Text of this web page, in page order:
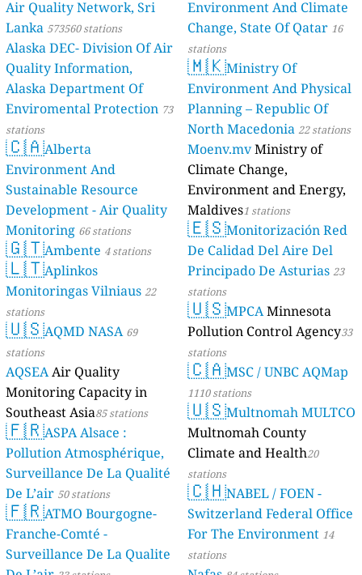
Air Quality Network, Sri
Lanka 573560 stations
Alaska DEC- Division Of Air
Quality Information,
Alaska Department Of
Enviromental Protection 73
stations
🇨🇦Alberta
Environment And
Sustainable Resource
Development - Air Quality
Monitoring 66 stations
🇬🇹Ambente 4 stations
🇱🇹Aplinkos
Monitoringas Vilniaus 22
stations
🇺🇸AQMD NASA 69
stations
AQSEAAir Quality
Monitoring Capacity in
Southeast Asia85 stations
🇫🇷ASPA Alsace :
Pollution Atmosphérique,
Surveillance De La Qualité
De L’air 50 stations
🇫🇷ATMO Bourgogne-
Franche-Comté -
Surveillance De La Qualite
Environment And Climate
Change, State Of Qatar 16
stations
🇲🇰Ministry Of
Environment And Physical
Planning – Republic Of
North Macedonia 22 stations
Moenv.mvMinistry of
Climate Change,
Environment and Energy,
Maldives1 stations
🇪🇸Monitorización Red
De Calidad Del Aire Del
Principado De Asturias 23
stations
🇺🇸MPCAMinnesota
Pollution Control Agency33
stations
🇨🇦MSC / UNBC AQMap
1110 stations
🇺🇸Multnomah MULTCO
Multnomah County
Climate and Health20
stations
🇨🇭NABEL / FOEN -
Switzerland Federal Office
For The Environment 14
stations